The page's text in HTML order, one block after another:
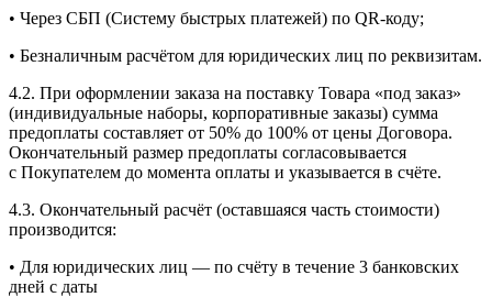
• Через СБП (Систему быстрых платежей) по QR-коду;
• Безналичным расчётом для юридических лиц по реквизитам.
4.2. При оформлении заказа на поставку Товара «под заказ»
(индивидуальные наборы, корпоративные заказы) сумма
предоплаты составляет от 50% до 100% от цены Договора.
Окончательный размер предоплаты согласовывается
с Покупателем до момента оплаты и указывается в счёте.
4.3. Окончательный расчёт (оставшаяся часть стоимости)
производится:
• Для юридических лиц — по счёту в течение 3 банковских
дней с даты